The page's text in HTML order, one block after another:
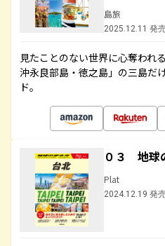
島旅
2025.12.11 発
見たことのない世界に心奪われ
沖永良部島・徳之島」の三島だ
ド。
０３ 地球
Plat
2024.12.19 発